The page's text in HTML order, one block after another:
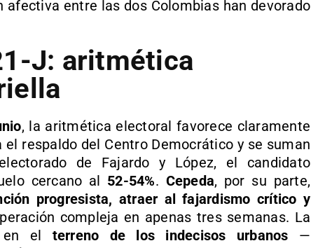
entre las dos Colombias han devorado
J: aritmética
, la aritmética electoral favorece claramente
el respaldo del Centro Democrático y se suman
de Fajardo y López, el candidato
cercano al 52-54%. Cepeda, por su parte,
progresista, atraer al fajardismo crítico y
compleja en apenas tres semanas. La
en el terreno de los indecisos urbanos —